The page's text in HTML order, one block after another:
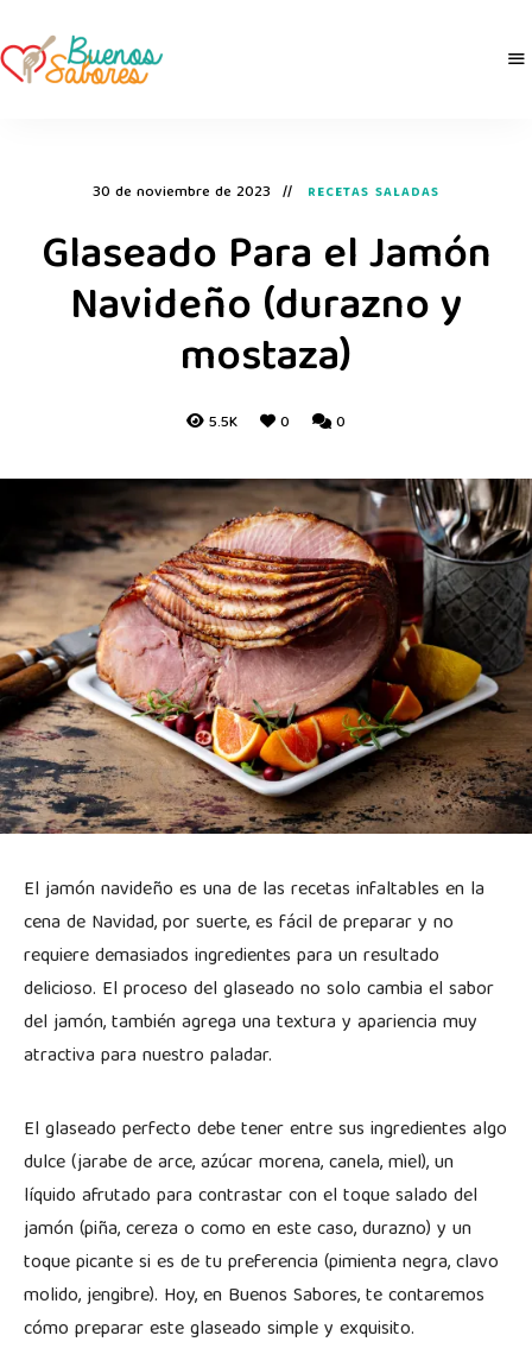
30 de noviembre de 2023 RECETAS SALADAS
Glaseado Para el Jamón
Navideño (durazno y
mostaza)
5.5K 0 0
El jamón navideño es una de las recetas infaltables en la
cena de Navidad, por suerte, es fácil de preparar y no
requiere demasiados ingredientes para un resultado
delicioso. El proceso del glaseado no solo cambia el sabor
del jamón, también agrega una textura y apariencia muy
atractiva para nuestro paladar.
El glaseado perfecto debe tener entre sus ingredientes algo
dulce (jarabe de arce, azúcar morena, canela, miel), un
líquido afrutado para contrastar con el toque salado del
jamón (piña, cereza o como en este caso, durazno) y un
toque picante si es de tu preferencia (pimienta negra, clavo
molido, jengibre). Hoy, en Buenos Sabores, te contaremos
cómo preparar este glaseado simple y exquisito.